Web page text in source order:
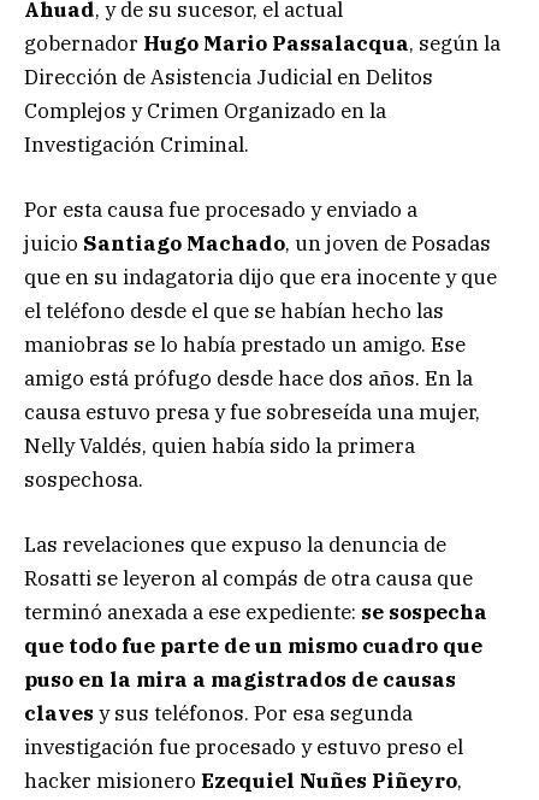
Ahuad, y de su sucesor, el actual
gobernador Hugo Mario Passalacqua, según la
Dirección de Asistencia Judicial en Delitos
Complejos y Crimen Organizado en la
Investigación Criminal.
Por esta causa fue procesado y enviado a
juicio Santiago Machado, un joven de Posadas
que en su indagatoria dijo que era inocente y que
el teléfono desde el que se habían hecho las
maniobras se lo había prestado un amigo. Ese
amigo está prófugo desde hace dos años. En la
causa estuvo presa y fue sobreseída una mujer,
Nelly Valdés, quien había sido la primera
sospechosa.
Las revelaciones que expuso la denuncia de
Rosatti se leyeron al compás de otra causa que
terminó anexada a ese expediente: se sospecha
que todo fue parte de un mismo cuadro que
puso en la mira a magistrados de causas
claves y sus teléfonos. Por esa segunda
investigación fue procesado y estuvo preso el
hacker misionero Ezequiel Nuñes Piñeyro,